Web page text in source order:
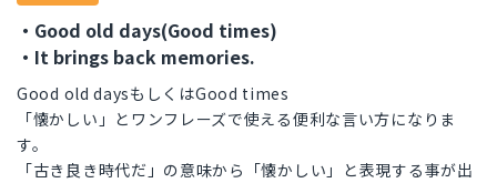
・Good old days(Good times)
・It brings back memories.
Good old daysもしくはGood times
「懐かしい」とワンフレーズで使える便利な言い方になりま
す。
「古き良き時代だ」の意味から「懐かしい」と表現する事が出